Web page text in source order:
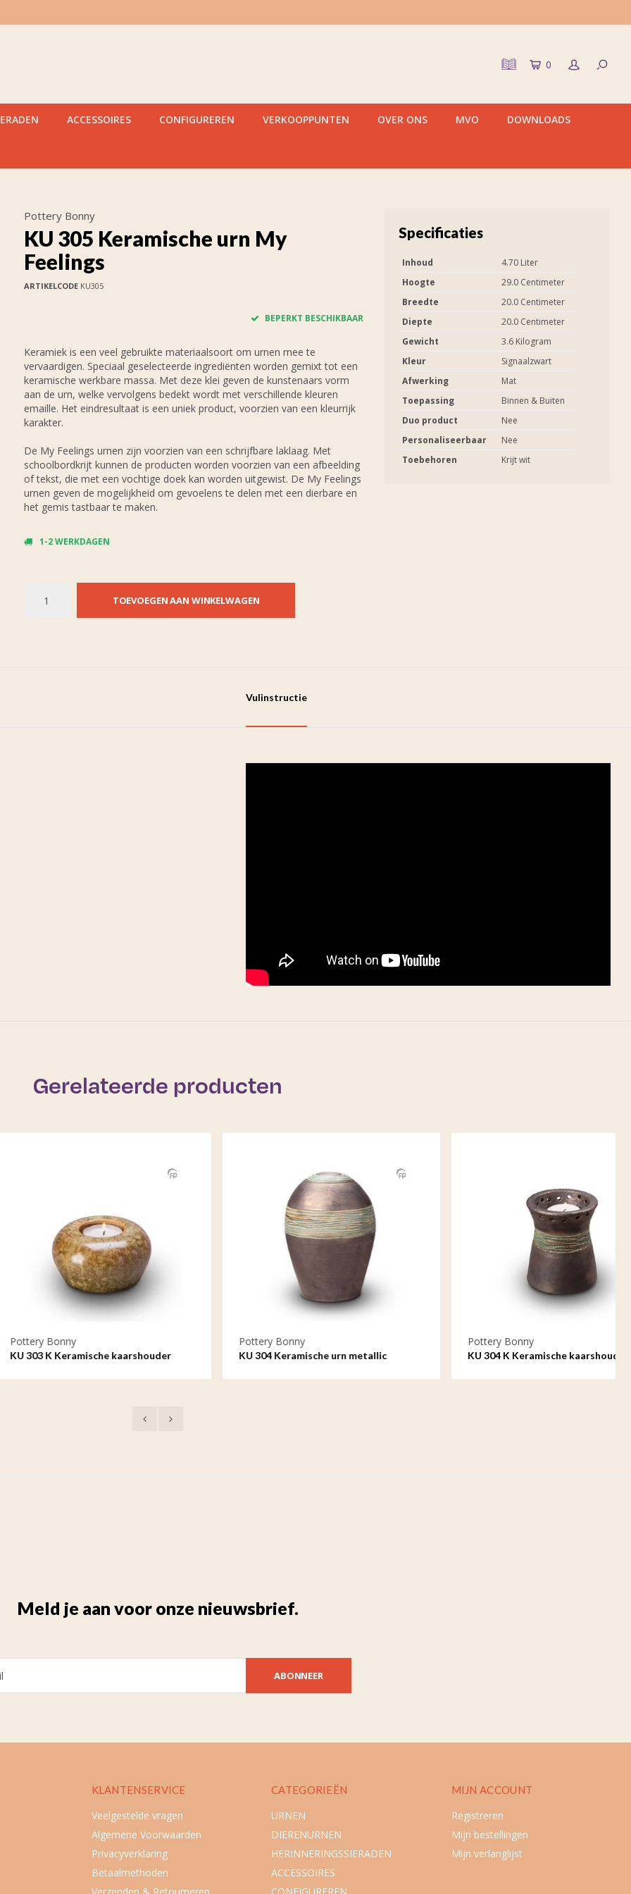
0
ACCESSOIRES CONFIGUREREN VERKOOPPUNTEN OVER ONS MVO DOWNLOADS
Pottery Bonny
KU 305 Keramische urn My
Feelings
ARTIKELCODEKU305
BEPERKT BESCHIKBAAR
Keramiek is een veel gebruikte materiaalsoort om urnen mee te
vervaardigen. Speciaal geselecteerde ingrediënten worden gemixt tot een
keramische werkbare massa. Met deze klei geven de kunstenaars vorm
aan de urn, welke vervolgens bedekt wordt met verschillende kleuren
emaille. Het eindresultaat is een uniek product, voorzien van een kleurrijk
karakter.
De My Feelings urnen zijn voorzien van een schrijfbare laklaag. Met
schoolbordkrijt kunnen de producten worden voorzien van een afbeelding
of tekst, die met een vochtige doek kan worden uitgewist. De My Feelings
urnen geven de mogelijkheid om gevoelens te delen met een dierbare en
het gemis tastbaar te maken.
1-2 WERKDAGEN
TOEVOEGEN AAN WINKELWAGEN
Specificaties
Inhoud
4.70 Liter
Hoogte
29.0 Centimeter
Breedte
20.0 Centimeter
Diepte
20.0 Centimeter
Gewicht
3.6 Kilogram
Kleur
Signaalzwart
Afwerking
Mat
Toepassing
Binnen & Buiten
Duo product
Nee
Personaliseerbaar
Nee
Toebehoren
Krijt wit
Vulinstructie
Gerelateerde producten
kaarshouder
Pottery Bonny
KU 304 Keramische urn metallic
Pottery Bonny
KU 304 K Keramische kaarshouder
Meld je aan voor onze nieuwsbrief.
ABONNEER
KLANTENSERVICE
Veelgestelde vragen
Algemene Voorwaarden
Privacyverklaring
Betaalmethoden
CATEGORIEËN
URNEN
DIERENURNEN
HERINNERINGSSIERADEN
ACCESSOIRES
MIJN ACCOUNT
Registreren
Mijn bestellingen
Mijn verlanglijst